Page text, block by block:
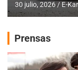
30 julio, 2026 E-
Prensas